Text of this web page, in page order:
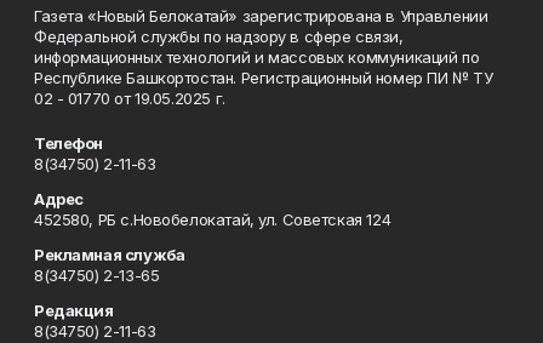
Газета «Новый Белокатай» зарегистрирована в Управлении
Федеральной службы по надзору в сфере связи,
информационных технологий и массовых коммуникаций по
Республике Башкортостан. Регистрационный номер ПИ № ТУ
02 - 01770 от 19.05.2025 г.
Телефон
8(34750) 2-11-63
Адрес
452580, РБ с.Новобелокатай, ул. Советская 124
Рекламная служба
8(34750) 2-13-65
Редакция
8(34750) 2-11-63